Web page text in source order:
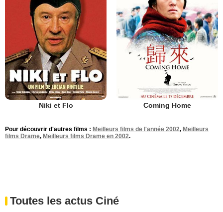
Niki et Flo Coming Home
Pour découvrir d'autres films : Meilleurs films de l'année 2002, Meilleurs
films Drame, Meilleurs films Drame en 2002.
Toutes les actus Ciné